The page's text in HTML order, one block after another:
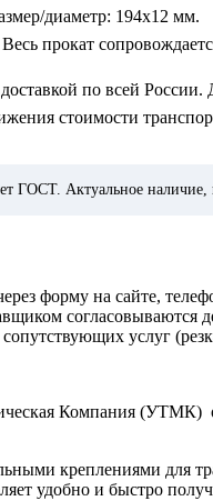
диаметр: 194х12 мм.
Весь прокат
по всей
стоимости
ГОСТ. Актуальное
форму на сайте,
согласовываются
сопутствующих услуг
Компания (УТМК)
креплениями для
удобно и быстро